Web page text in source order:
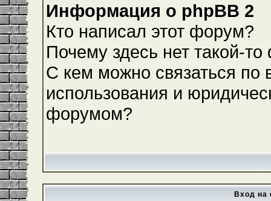
Информация о phpBB 2
Кто написал этот форум?
Почему здесь нет такой-
С кем можно связаться по
использования и
форумом?
Вход на